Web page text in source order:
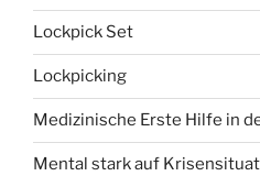
Lockpick Set
Lockpicking
Medizinische Erste Hilfe in
Mental stark auf